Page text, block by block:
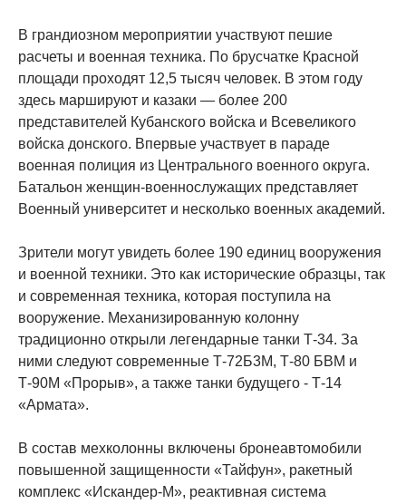
В грандиозном мероприятии участвуют пешие
расчеты и военная техника. По брусчатке Красной
площади проходят 12,5 тысяч человек. В этом году
здесь маршируют и казаки — более 200
представителей Кубанского войска и Всевеликого
войска донского. Впервые участвует в параде
военная полиция из Центрального военного округа.
Батальон женщин-военнослужащих представляет
Военный университет и несколько военных академий.
Зрители могут увидеть более 190 единиц вооружения
и военной техники. Это как исторические образцы, так
и современная техника, которая поступила на
вооружение. Механизированную колонну
традиционно открыли легендарные танки Т-34. За
ними следуют современные Т-72Б3М, Т-80 БВМ и
Т-90М «Прорыв», а также танки будущего - Т-14
«Армата».
В состав мехколонны включены бронеавтомобили
повышенной защищенности «Тайфун», ракетный
комплекс «Искандер-М», реактивная система